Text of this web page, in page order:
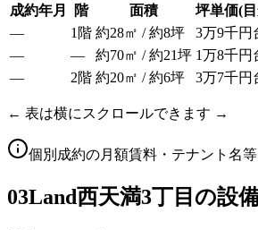
成約年月
階 面積 坪単価(
—
1階 約28㎡ / 約8坪 3万9千円
—
— 約70㎡ / 約21坪 1万8千円
—
2階 約20㎡ / 約6坪 3万7千円
← 表は横にスクロールできます →
個別成約の月額賃料・テナント名
03Land西天満3丁目の設